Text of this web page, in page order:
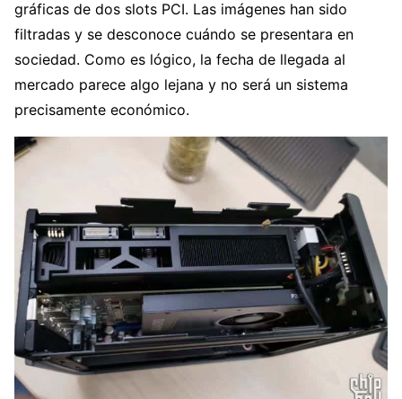
gráficas de dos slots PCI. Las imágenes han sido
filtradas y se desconoce cuándo se presentara en
sociedad. Como es lógico, la fecha de llegada al
mercado parece algo lejana y no será un sistema
precisamente económico.